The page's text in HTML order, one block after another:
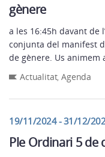
gènere
a les 16:45h davant de
conjunta del manifest
de gènere. Us animem
Actualitat,Agenda
19/11/2024 - 31/12/
Ple Ordinari 5 de